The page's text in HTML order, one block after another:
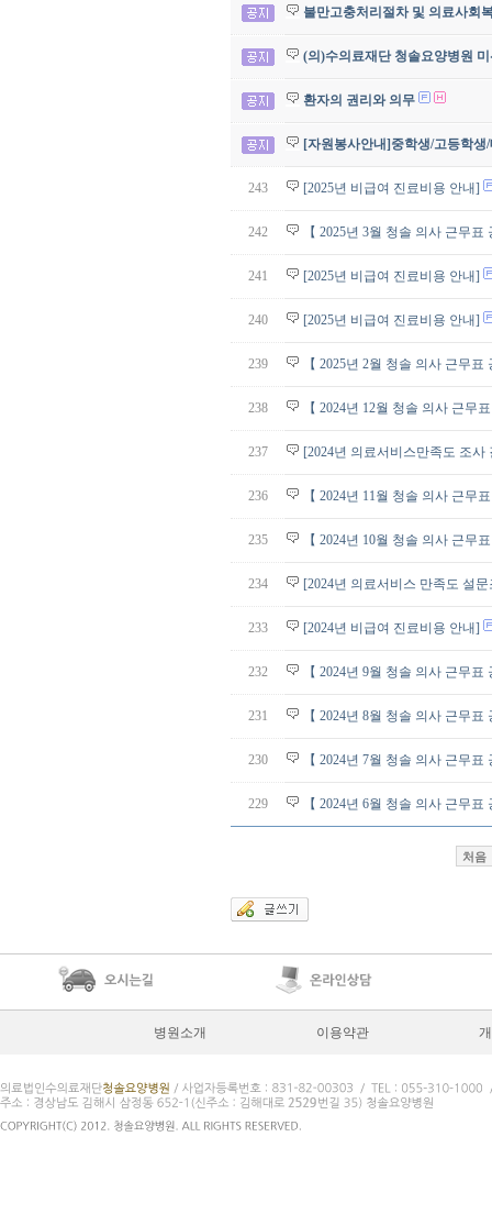
불만고충처리절차 및 의료사회
(의)수의료재단 청솔요양병원
환자의 권리와 의무
[자원봉사안내]중학생/고등학
243 [2025년 비급여 진료비용 안내]
242 【 2025년 3월 청솔 의사 근무표
241 [2025년 비급여 진료비용 안내]
240 [2025년 비급여 진료비용 안내]
239 【 2025년 2월 청솔 의사 근무표
238 【 2024년 12월 청솔 의사 근무
237 [2024년 의료서비스만족도 조사
236 【 2024년 11월 청솔 의사 근무
235 【 2024년 10월 청솔 의사 근무
234 [2024년 의료서비스 만족도 설
233 [2024년 비급여 진료비용 안내]
232 【 2024년 9월 청솔 의사 근무표
231 【 2024년 8월 청솔 의사 근무표
230 【 2024년 7월 청솔 의사 근무표
229 【 2024년 6월 청솔 의사 근무표
처음
병원소개 이용약관